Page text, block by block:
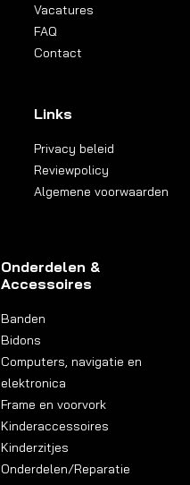
Vacatures
FAQ
Contact
Links
Privacy beleid
Reviewpolicy
Algemene voorwaarden
Onderdelen &
Accessoires
Banden
Bidons
Computers, navigatie en
elektronica
Frame en voorvork
Kinderaccessoires
Kinderzitjes
Onderdelen/Reparatie